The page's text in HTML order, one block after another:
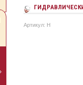
Артикул: H